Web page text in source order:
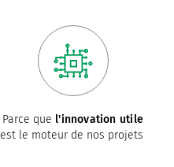
Parce que l'innovation utile
est le moteur de nos projets